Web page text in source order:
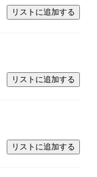
リストに追加する
リストに追加する
リストに追加する